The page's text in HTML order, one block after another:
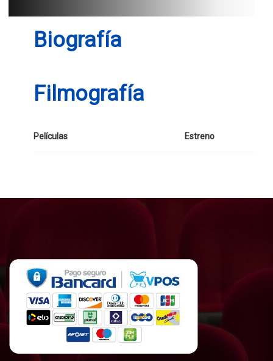
Biografía
Filmografía
Películas Estreno